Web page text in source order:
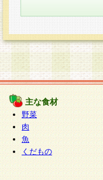
に掲示した
てその効力を
4.本規約は、
の当社による
たものとみな
5.当社がお聞
で提 供いた
自らの個人情
をお預かりい
商品やサービ
主な食材
野菜
肉
魚
くだもの